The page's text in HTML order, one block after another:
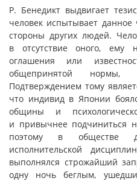
Р. Бенедикт выдвигает
человек испытывает данное
стороны других людей.
в отсутствие оного, ему
оглашения или
общепринятой нормы,
Подтверждением тому
что индивид в Японии
общины и
и привычнее подчиниться
поэтому в обществе
исполнительской
выполнялся строжайший
одну ночь беглым,